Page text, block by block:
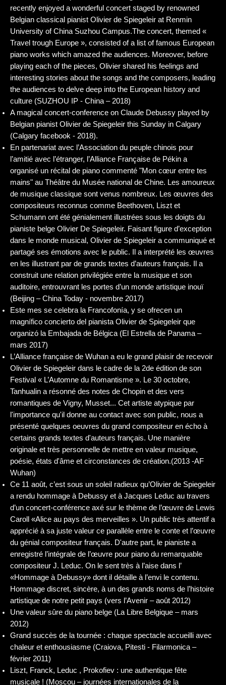
recently enjoyed a wonderful concert staged by renowned
Belgian classical pianist Olivier de Spiegeleir at Renmin
University of China Suzhou Campus.The concert, themed «
Travel trough Europe », consisted of a list of famous European
piano works which amazed the audiences. Moreover, before
playing each of the pieces, Olivier shared his feelings and
interesting stories about the songs and the composers, leading
the audiences to delve deep into the European history and
culture (SUZHOU IP - China – 2018)
A magical concert-conference on Claude Debussy played by
Belgian pianist Olivier de Spiegeleir this Sunday in Calgary
(Calgary facebook - 2018).
En partenariat avec l’Association du peuple chinois pour
l’amitié avec l’étranger, l’Alliance Française de Pékin a
organisé un récital de piano commenté "Mon cœur entre tes
mains" au Théâtre du Musée national de Chine. Les amoureux
de musique classique sont venus nombreux. Les œuvres des
compositeurs reconnus comme Beethoven, Liszt et
Schumann ont été génialement illustrées sous les doigts du
pianiste belge Olivier De Spiegeleir. Faisant figure d’exception
dans le monde musical, Olivier de Spiegeleir a communiqué et
partagé ses émotions avec le public. Il a interprété les œuvres
en les illustrant par de grands textes d’auteurs français. Il a
construit une relation privilégiée entre la musique et son
auditoire, entrouvrant les portes d’un monde artistique inouï
(Beijing – China Today - novembre 2017)
Este mes se celebra la Francofonía, y se ofrecen un
magnífico concierto del pianista Olivier de Spiegeleir que
organizó la Embajada de Bélgica (El Estrella de Panama –
mars 2017)
L’Alliance française de Wuhan a eu le grand plaisir de recevoir
Olivier de Spiegeleir dans le cadre de la 2de édition de son
Festival « L’Automne du Romantisme ». Le 30 octobre,
Tanhualin a résonné des notes de Chopin et des vers
romantiques de Vigny, Musset... Cet artiste atypique par
l'importance qu'il donne au contact avec son public, nous a
présenté quelques oeuvres du grand compositeur en écho à
certains grands textes d'auteurs français. Une manière
originale et très personnelle de mettre en valeur musique,
poésie, états d'âme et circonstances de création.(2013 -AF
Wuhan)
Ce 11 août, c’est sous un soleil radieux qu’Olivier de Spiegeleir
a rendu hommage à Debussy et à Jacques Leduc au travers
d’un concert-conférence axé sur le thème de l’œuvre de Lewis
Caroll «Alice au pays des merveilles ». Un public très attentif a
apprécié à sa juste valeur ce parallèle entre le conte et l’œuvre
du génial compositeur français. D'autre part, le pianiste a
enregistré l’intégrale de l’œuvre pour piano du remarquable
compositeur J. Leduc. On le sent très à l’aise dans l’
«Hommage à Debussy» dont il détaille à l’envi le contenu.
Hommage discret, sincère, à un des grands noms de l’histoire
artistique de notre petit pays (vers l’Avenir – août 2012)
Une valeur sûre du piano belge (La Libre Belgique – mars
2012)
Grand succès de la tournée : chaque spectacle accueilli avec
chaleur et enthousiasme (Craiova, Pitesti - Filarmonica –
février 2011)
Liszt, Franck, Leduc , Prokofiev : une authentique fête
musicale ! (Moscou – journées internationales de la